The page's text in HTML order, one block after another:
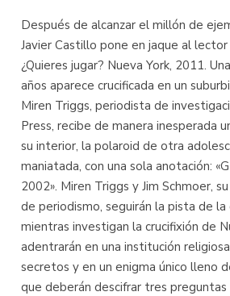
Después de alcanzar el millón de
Javier Castillo pone en jaque al
¿Quieres jugar? Nueva York, 2011.
años aparece crucificada en un
Miren Triggs, periodista de
Press, recibe de manera inesperada
su interior, la polaroid de otra
maniatada, con una sola anotación:
2002». Miren Triggs y Jim Schmoer,
de periodismo, seguirán la pista de la
mientras investigan la crucifixión de
adentrarán en una institución
secretos y en un enigma único lleno
que deberán descifrar tres